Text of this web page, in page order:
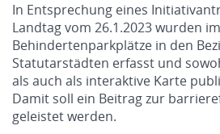
In Entsprechung eines
Landtag vom 26.1.2023 wurden
Behindertenparkplätze in den
Statutarstädten erfasst und
als auch als interaktive Karte
Damit soll ein Beitrag zur
geleistet werden.